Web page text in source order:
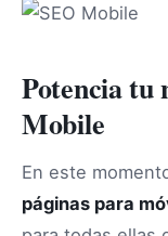
Potencia tu
Mobile
En este
páginas para